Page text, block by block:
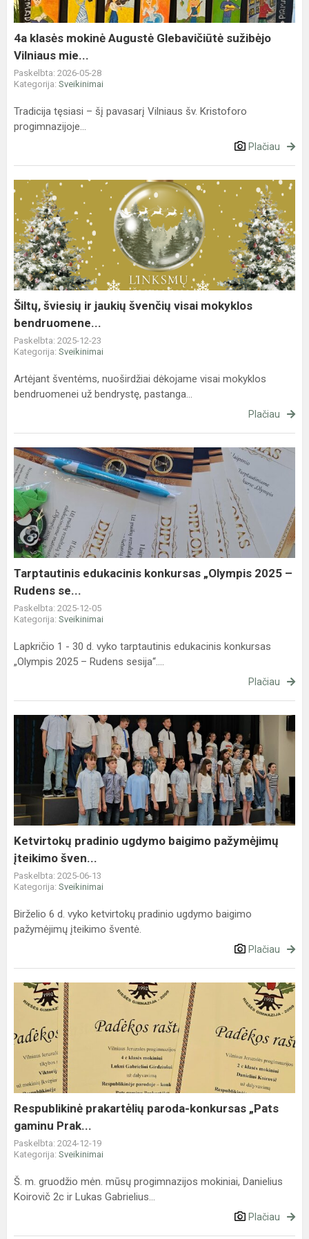
Vilniaus
mie...
4a klasės mokinė Augustė Glebavičiūtė sužibėjo
Vilniaus mie...
Paskelbta: 2026-05-28
Kategorija: Sveikinimai
Tradicija tęsiasi – šį pavasarį Vilniaus šv. Kristoforo
progimnazijoje...
Plačiau
Šiltų,
šviesių
ir
jaukių
švenčių
visai
mokyklos
bendruomene...
Šiltų, šviesių ir jaukių švenčių visai mokyklos
bendruomene...
Paskelbta: 2025-12-23
Kategorija: Sveikinimai
Artėjant šventėms, nuoširdžiai dėkojame visai mokyklos
bendruomenei už bendrystę, pastanga...
Plačiau
Tarptautinis
edukacinis
konkursas
„Olympis
2025
–
Rudens
se...
Tarptautinis edukacinis konkursas „Olympis 2025 –
Rudens se...
Paskelbta: 2025-12-05
Kategorija: Sveikinimai
Lapkričio 1 - 30 d. vyko tarptautinis edukacinis konkursas
„Olympis 2025 – Rudens sesija“....
Plačiau
Ketvirtokų
pradinio
ugdymo
baigimo
pažymėjimų
įteikimo
šven...
Ketvirtokų pradinio ugdymo baigimo pažymėjimų
įteikimo šven...
Paskelbta: 2025-06-13
Kategorija: Sveikinimai
Birželio 6 d. vyko ketvirtokų pradinio ugdymo baigimo
pažymėjimų įteikimo šventė.
Plačiau
Respublikinė
prakartėlių
konkursas
„Pats
gaminu
Prak...
Respublikinė prakartėlių paroda-konkursas „Pats
gaminu Prak...
Paskelbta: 2024-12-19
Kategorija: Sveikinimai
Š. m. gruodžio mėn. mūsų progimnazijos mokiniai, Danielius
Koirovič 2c ir Lukas Gabrielius...
Plačiau